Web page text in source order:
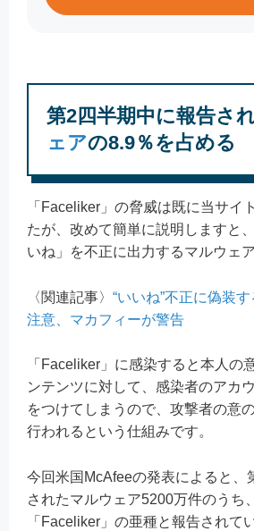
第2四半期中に報告さ
ェアの8.9％を占める
「Faceliker」の脅威は既に当サイ
たが、改めて簡単に説明しますと
いね」を不正に出力するマルウェア
〈関連記事〉 “いいね”不正に偽装
注意、マカフィーが警告
「Faceliker」に感染すると本人の
ンテンツに対して、感染者のアカ
をつけてしまうので、攻撃者の意
行われるという仕組みです。
今回米国McAfeeの発表によると、
されたマルウェア5200万件のうち
「Faceliker」の亜種と報告されて